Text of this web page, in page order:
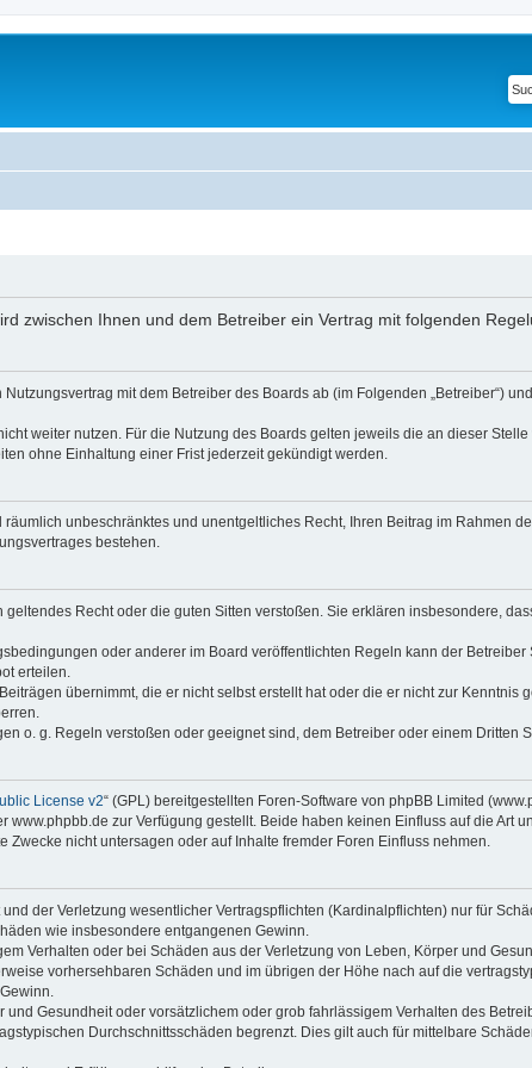
zwischen Ihnen und dem Betreiber ein Vertrag mit folgenden
mit dem Betreiber des Boards ab (im Folgenden „Betreiber“)
weiter nutzen. Für die Nutzung des Boards gelten jeweils die an dieser
ohne Einhaltung einer Frist jederzeit gekündigt werden.
unbeschränktes und unentgeltliches Recht, Ihren Beitrag im Rahmen
bestehen.
Recht oder die guten Sitten verstoßen. Sie erklären insbesondere,
oder anderer im Board veröffentlichten Regeln kann der
erteilen.
übernimmt, die er nicht selbst erstellt hat oder die er nicht zur Kenntnis
o. g. Regeln verstoßen oder geeignet sind, dem Betreiber oder einem Dritten
License v2“ (GPL) bereitgestellten Foren-Software von phpBB Limited
zur Verfügung gestellt. Beide haben keinen Einfluss auf die Art
nicht untersagen oder auf Inhalte fremder Foren Einfluss nehmen.
der Verletzung wesentlicher Vertragspflichten (Kardinalpflichten) nur für
wie insbesondere entgangenen Gewinn.
Verhalten oder bei Schäden aus der Verletzung von Leben, Körper und
vorhersehbaren Schäden und im übrigen der Höhe nach auf die
Gesundheit oder vorsätzlichem oder grob fahrlässigem Verhalten des
Durchschnittsschäden begrenzt. Dies gilt auch für mittelbare